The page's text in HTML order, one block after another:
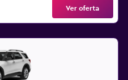
Ver oferta